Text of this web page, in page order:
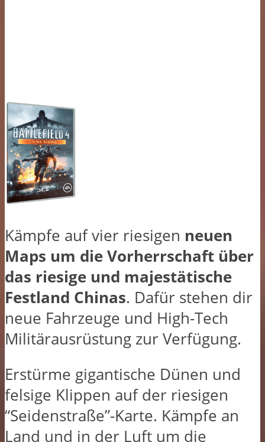
Kämpfe auf vier riesigen neuen
Maps um die Vorherrschaft über
das riesige und majestätische
Festland Chinas. Dafür stehen dir
neue Fahrzeuge und High-Tech
Militärausrüstung zur Verfügung.
Erstürme gigantische Dünen und
felsige Klippen auf der riesigen
“Seidenstraße”-Karte. Kämpfe an
Land und in der Luft um die